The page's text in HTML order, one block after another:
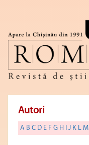
Autori
A B C D E F G H I J K L M